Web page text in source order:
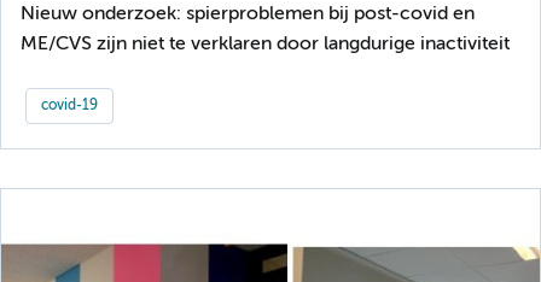
Nieuw onderzoek: spierproblemen bij post-covid en
ME/CVS zijn niet te verklaren door langdurige inactiviteit
covid-19